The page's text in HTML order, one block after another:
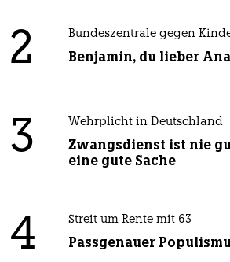
2 Bundeszentrale gegen
Benjamin, du lieber
3 Wehrplicht in Deutschland
Zwangsdienst ist nie
eine gute Sache
4 Streit um Rente mit 63
Passgenauer